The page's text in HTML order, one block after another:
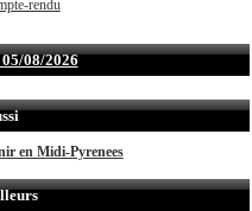
rendu
08/2026
en Midi-Pyrenees